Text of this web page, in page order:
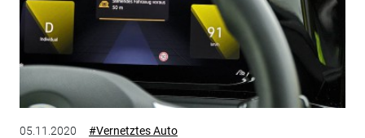
05.11.2020 #Vernetztes Auto